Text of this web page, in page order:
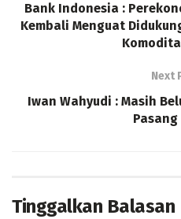
Bank Indonesia :
Kembali Menguat
Next
Iwan Wahyudi : Masih
Tinggalkan Balasan